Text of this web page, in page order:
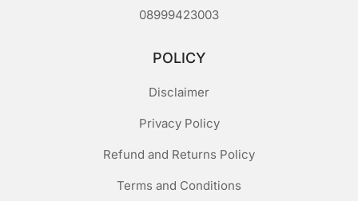
08999423003
POLICY
Disclaimer
Privacy Policy
Refund and Returns Policy
Terms and Conditions